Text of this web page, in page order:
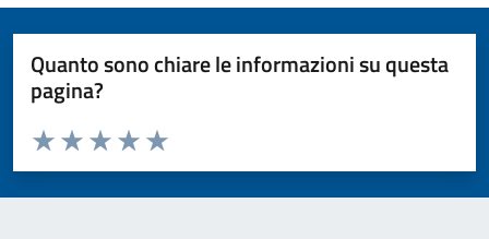
Quanto sono chiare le informazioni su questa
pagina?
Valuta da 1 a 5 stelle la pagina
Valuta 5 stelle su 5
Valuta 4 stelle su 5
Valuta 3 stelle su 5
Valuta 2 stelle su 5
Valuta 1 stelle su 5